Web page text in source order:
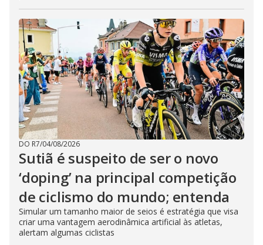
DO R7/04/08/2026
Sutiã é suspeito de ser o novo
‘doping’ na principal competição
de ciclismo do mundo; entenda
Simular um tamanho maior de seios é estratégia que visa
criar uma vantagem aerodinâmica artificial às atletas,
alertam algumas ciclistas